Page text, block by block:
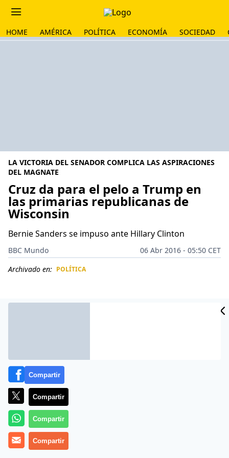
HOME AMÉRICA POLÍTICA ECONOMÍA SOCIEDAD
LA VICTORIA DEL SENADOR COMPLICA LAS ASPIRACIONES
DEL MAGNATE
Cruz da para el pelo a Trump en
las primarias republicanas de
Wisconsin
Bernie Sanders se impuso ante Hillary Clinton
BBC Mundo
06 Abr 2016 - 05:50 CET
Archivado en: POLÍTICA
El senador Ted Cruz venció a Donald Trump en las
primarias republicanas en el estado de Wisconsin, una
Compartir
Compartir
Compartir
Compartir